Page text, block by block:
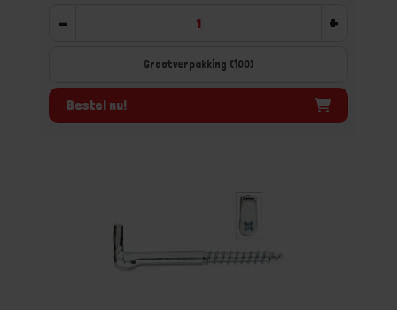
- +
Grootverpakking (100)
Bestel nu!